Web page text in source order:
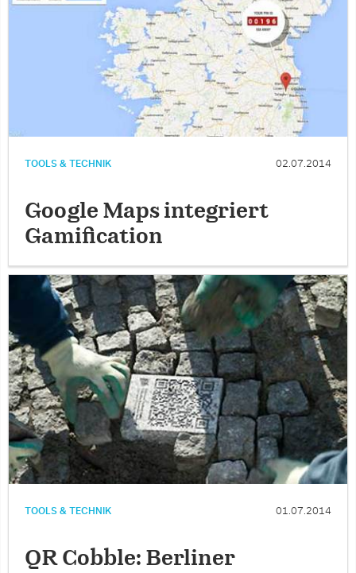
TOOLS & TECHNIK 02.07.2014
Google Maps integriert
Gamification
TOOLS & TECHNIK 01.07.2014
QR Cobble: Berliner